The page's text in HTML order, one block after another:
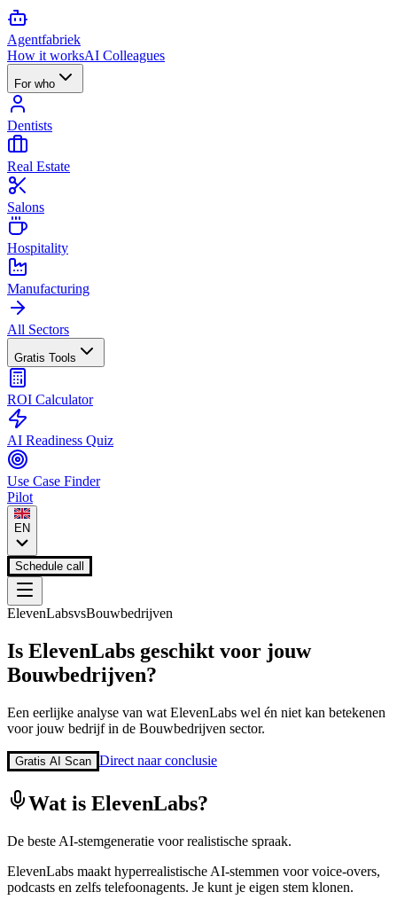
Agentfabriek
How it worksAI Colleagues
For who
Dentists
Real Estate
Salons
Hospitality
Manufacturing
All Sectors
Gratis Tools
ROI Calculator
AI Readiness Quiz
Use Case Finder
Pilot
EN
Schedule call
ElevenLabsvsBouwbedrijven
Is ElevenLabs geschikt voor jouw
Bouwbedrijven?
Een eerlijke analyse van wat ElevenLabs wel én niet kan betekenen
voor jouw bedrijf in de Bouwbedrijven sector.
Gratis AI Scan Direct naar conclusie
Wat is ElevenLabs?
De beste AI-stemgeneratie voor realistische spraak.
ElevenLabs maakt hyperrealistische AI-stemmen voor voice-overs,
podcasts en zelfs telefoonagents. Je kunt je eigen stem klonen.